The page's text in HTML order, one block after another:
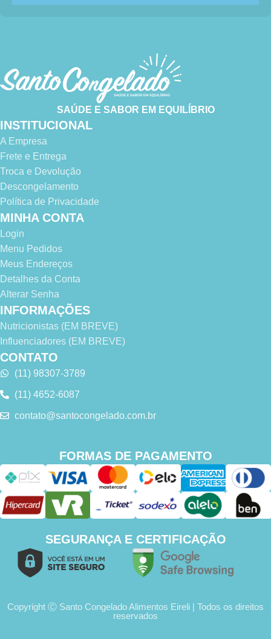
SAÚDE E SABOR EM EQUILÍBRIO
INSTITUCIONAL
A Empresa
Frete e Entrega
Troca e Devolução
Descongelamento
Política de Privacidade
MINHA CONTA
Login
Menu Pedidos
Meus Endereços
Detalhes da Conta
Alterar Senha
INFORMAÇÕES
Nutricionistas (EM BREVE)
Influenciadores (EM BREVE)
CONTATO
(11) 98307-3789
(11) 4652-6087
contato@santocongelado.com.br
FORMAS DE PAGAMENTO
SEGURANÇA E CERTIFICAÇÃO
Copyright Ⓒ Santo Congelado Alimentos Eireli | Todos os direitos
reservados